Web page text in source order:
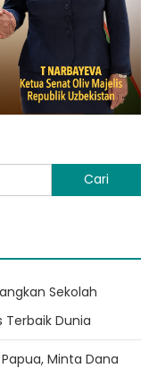
Sekolah
Terbaik Dunia
Minta Dana